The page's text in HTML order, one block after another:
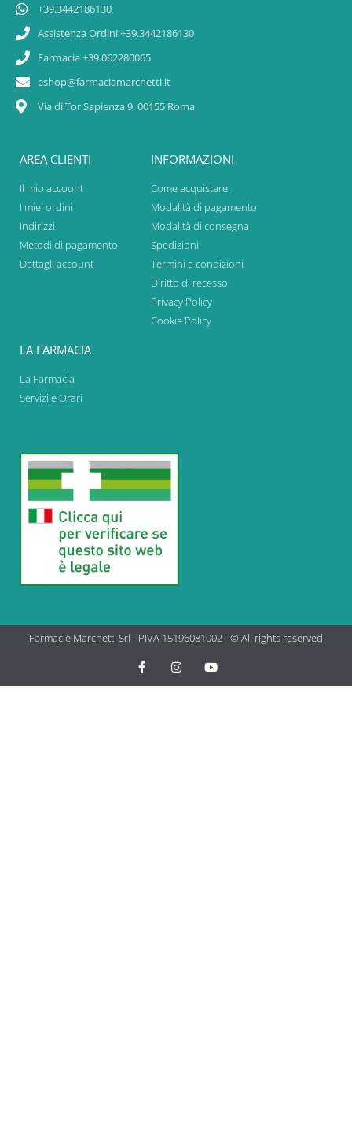
+39.3442186130
Assistenza Ordini +39.3442186130
Farmacia +39.062280065
eshop@farmaciamarchetti.it
Via di Tor Sapienza 9, 00155 Roma
AREA CLIENTI
Il mio account
I miei ordini
Indirizzi
Metodi di pagamento
Dettagli account
INFORMAZIONI
Come acquistare
Modalità di pagamento
Modalità di consegna
Spedizioni
Termini e condizioni
Diritto di recesso
Privacy Policy
Cookie Policy
LA FARMACIA
La Farmacia
Servizi e Orari
Farmacie Marchetti Srl - PIVA 15196081002 - © All rights reserved